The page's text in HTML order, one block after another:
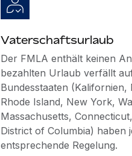
Vaterschaftsurlaub
Der FMLA enthält keinen
bezahlten Urlaub verfällt
Bundesstaaten (Kalifornien,
Rhode Island, New York,
Massachusetts,
District of Columbia) haben
entsprechende Regelung.